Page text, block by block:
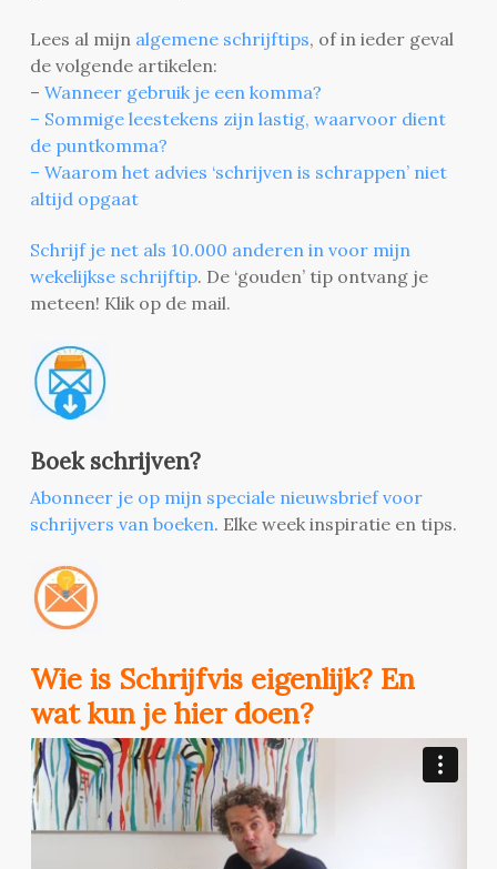
Lees al mijn algemene schrijftips, of in ieder geval
de volgende artikelen:
– Wanneer gebruik je een komma?
– Sommige leestekens zijn lastig, waarvoor dient
de puntkomma?
– Waarom het advies ‘schrijven is schrappen’ niet
altijd opgaat
Schrijf je net als 10.000 anderen in voor mijn
wekelijkse schrijftip. De ‘gouden’ tip ontvang je
meteen! Klik op de mail.
Boek schrijven?
Abonneer je op mijn speciale nieuwsbrief voor
schrijvers van boeken. Elke week inspiratie en tips.
Wie is Schrijfvis eigenlijk? En
wat kun je hier doen?